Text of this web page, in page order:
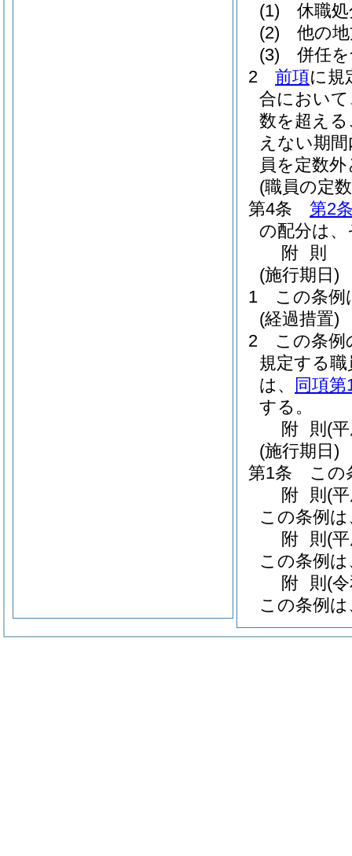
(1)
休職
(2)
他の
(3)
併任
2
前項に規
合におい
数を超え
えない期
員を定数
(職員の定
第4条
第2
の配分は
附 則
(施行期日)
1
この条例
(経過措置)
2
この条例
規定する
は、
同項第
する。
附 則 (
(施行期日)
第1条
この
附 則 (
この条例
附 則 (
この条例
附 則 (
この条例